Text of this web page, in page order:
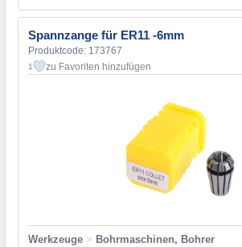
Spannzange für ER11 -6mm
Produktcode: 173767
1 zu Favoriten hinzufügen
Werkzeuge > Bohrmaschinen, Bohrer